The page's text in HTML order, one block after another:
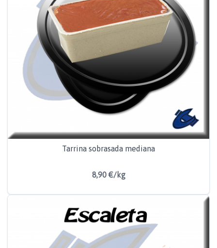
Tarrina sobrasada mediana
8,90 €/kg